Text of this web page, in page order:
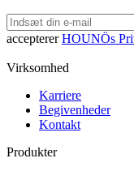
acceptererHOUNÖs
Virksomhed
Karriere
Begivenheder
Kontakt
Produkter